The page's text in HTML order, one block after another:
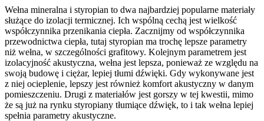
Wełna mineralna i styropian to dwa najbardziej popularne materiały
służące do izolacji termicznej. Ich wspólną cechą jest wielkość
współczynnika przenikania ciepła. Zacznijmy od współczynnika
przewodnictwa ciepła, tutaj styropian ma trochę lepsze parametry
niż wełna, w szczególności grafitowy. Kolejnym parametrem jest
izolacyjność akustyczna, wełna jest lepsza, ponieważ ze względu na
swoją budowę i ciężar, lepiej tłumi dźwięki. Gdy wykonywane jest
z niej ocieplenie, lepszy jest również komfort akustyczny w danym
pomieszczeniu. Drugi z materiałów jest gorszy w tej kwestii, mimo
że są już na rynku styropiany tłumiące dźwięk, to i tak wełna lepiej
spełnia parametry akustyczne.